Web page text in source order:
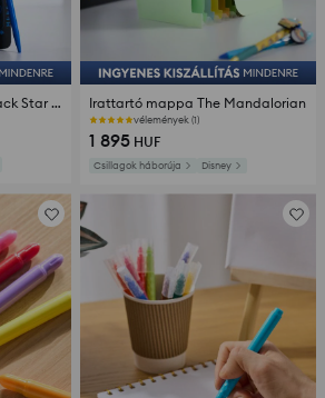
Iskolai eszközkészlet 3 pack Star Wars Irattartó mappa The Mandalorian
vélemények (1)
1 895 HUF
Csillagok háborúja Disney